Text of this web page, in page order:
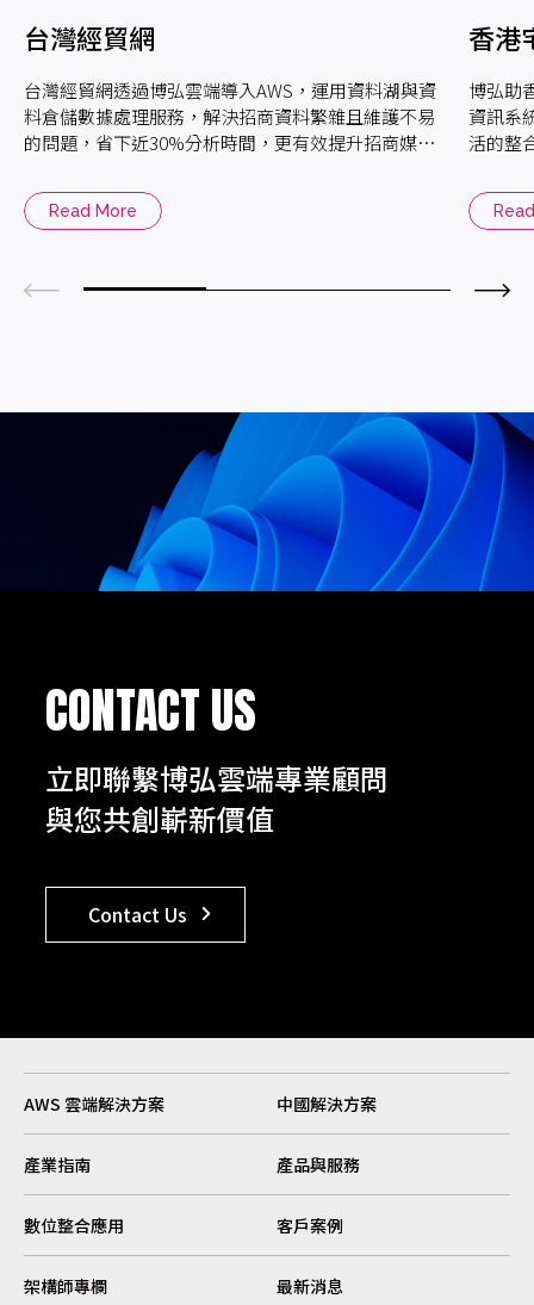
台灣經貿網
台灣經貿網透過博弘雲端導入AWS，運用資料湖與資
料倉儲數據處理服務，解決招商資料繁雜且維護不易
的問題，省下近30%分析時間，更有效提升招商媒合
Read More
香港
博弘助
資訊系
活的整
CONTACT US
立即聯繫博弘雲端專業顧問
與您共創嶄新價值
Contact Us
AWS 雲端解決方案 中國解決方案
產業指南 產品與服務
數位整合應用 客戶案例
架構師專欄 最新消息